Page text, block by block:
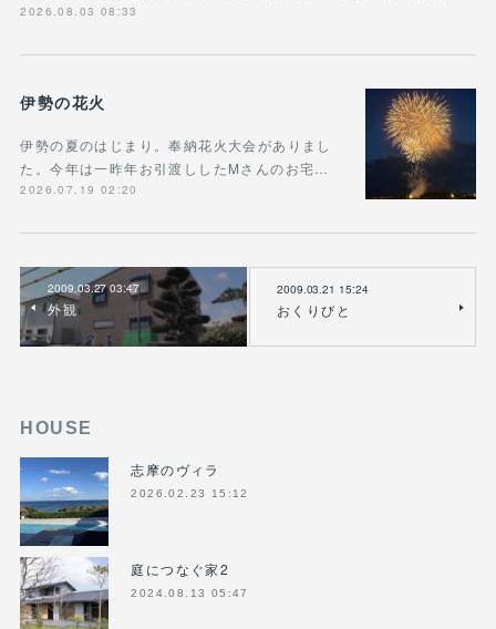
2026.08.03 08:33
伊勢の花火
伊勢の夏のはじまり。奉納花火大会がありまし
た。今年は一昨年お引渡ししたMさんのお宅…
2026.07.19 02:20
2009.03.27 03:47
外観
2009.03.21 15:24
おくりびと
HOUSE
志摩のヴィラ
2026.02.23 15:12
庭につなぐ家2
2024.08.13 05:47